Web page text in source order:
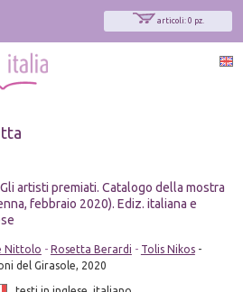
articoli: 0 pz.
Gli artisti premiati. Catalogo della mostra
febbraio 2020). Ediz. italiana e
Nittolo - Rosetta Berardi - Tolis Nikos-
del Girasole, 2020